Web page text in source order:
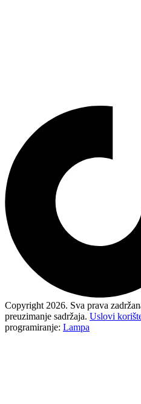
Copyright 2026. Sva prava
preuzimanje sadržaja. Uslovi
programiranje: Lampa